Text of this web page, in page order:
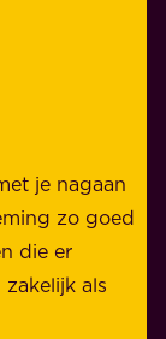
je nagaan
zo goed
die er
als